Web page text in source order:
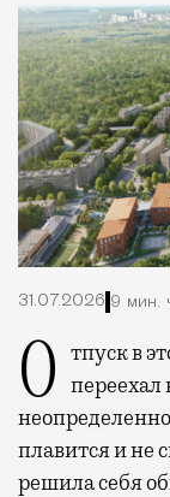
31.07.2026 9 мин.
Отпуск в этом году у меня кочует: сначала переехал
плавится и не
решила себя